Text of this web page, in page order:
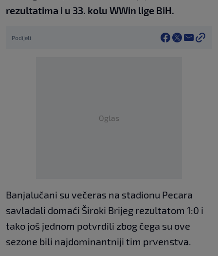
rezultatima i u 33. kolu WWin lige BiH.
Podijeli
Oglas
Banjalučani su večeras na stadionu Pecara
savladali domaći Široki Brijeg rezultatom 1:0 i
tako još jednom potvrdili zbog čega su ove
sezone bili najdominantniji tim prvenstva.